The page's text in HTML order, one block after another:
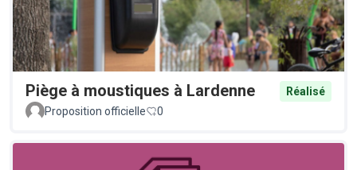
Piège à moustiques à Lardenne
Réalisé
Proposition officielle
0